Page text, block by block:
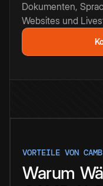
Dokumenten,
Websites und
VORTEILE VON
Warum